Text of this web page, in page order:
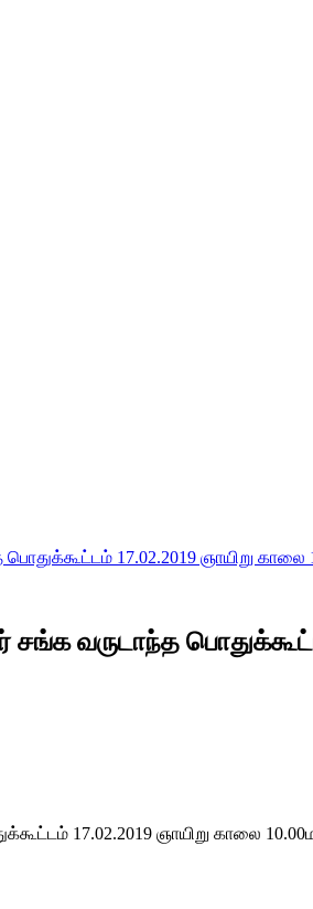
17.02.2019 ஞாயிறு
வருடாந்த
17.02.2019 ஞாயிறு காலை